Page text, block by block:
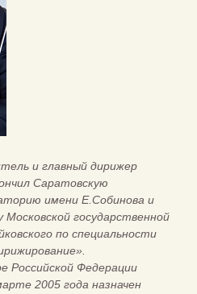
и главный дирижер
Саратовскую
имени Е.Собинова и
государственной
по специальности
Российской Федерации
2005 года назначен